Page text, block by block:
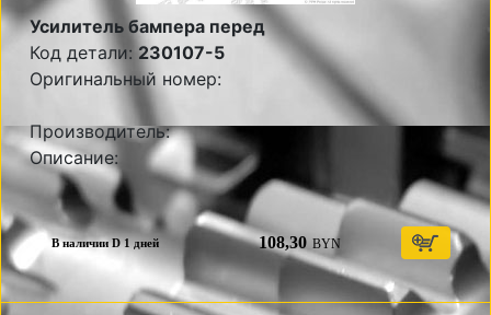
Усилитель бампера перед
Код детали: 230107-5
Оригинальный номер:
Производитель:
Описание:
В наличии D 1 дней 108,30 BYN